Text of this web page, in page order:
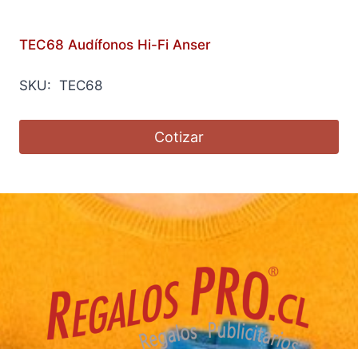
TEC68 Audífonos Hi-Fi Anser
SKU: TEC68
Cotizar